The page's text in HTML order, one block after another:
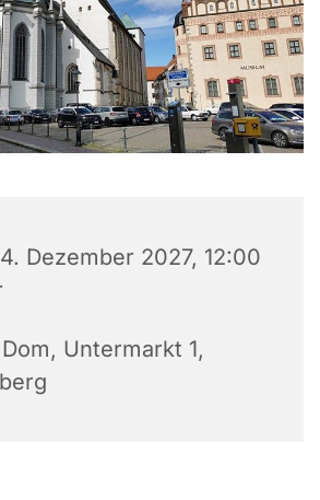
Dezember 2027, 12:00
Untermarkt 1,